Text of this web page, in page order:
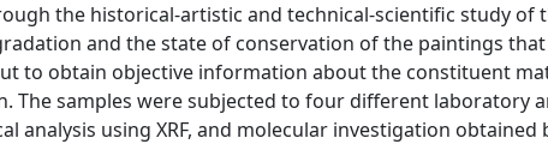
the historical-artistic and technical-scientific study
and the state of conservation of the paintings
to obtain objective information about the constituent
The samples were subjected to four different laboratory
analysis using XRF, and molecular investigation